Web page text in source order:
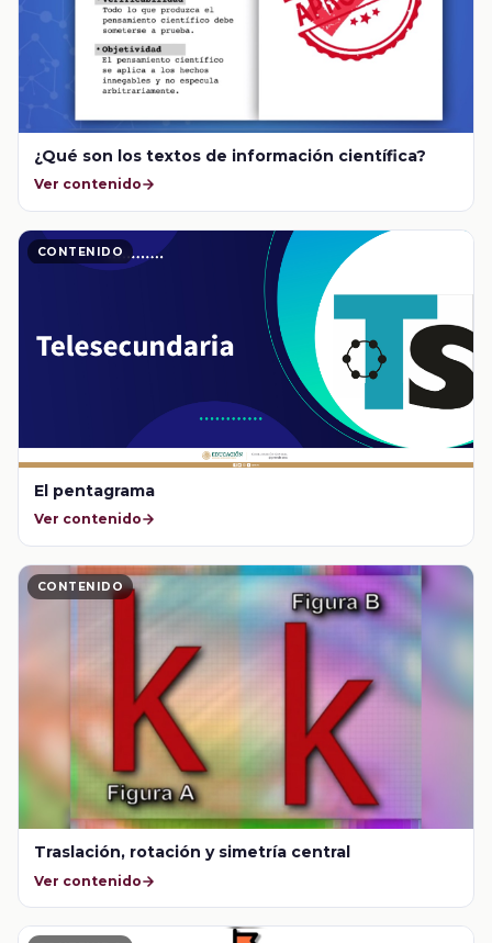
¿Qué son los textos de información científica?
Ver contenido
CONTENIDO
El pentagrama
Ver contenido
CONTENIDO
Traslación, rotación y simetría central
Ver contenido